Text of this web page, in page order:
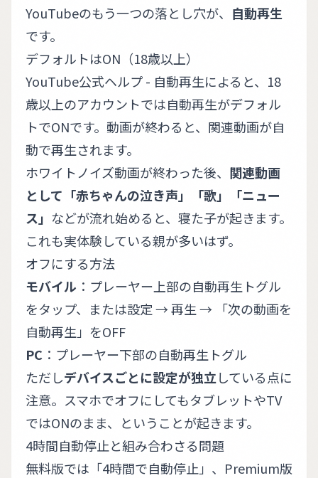
YouTubeのもう一つの落とし穴が、 自動再生
です。
デフォルトはON（18歳以上）
YouTube公式ヘルプ - 自動再生によると、18
歳以上のアカウントでは自動再生がデフォル
トでONです。動画が終わると、関連動画が自
動で再生されます。
ホワイトノイズ動画が終わった後、 関連動画
として「赤ちゃんの泣き声」「歌」「ニュー
ス」 などが流れ始めると、寝た子が起きます。
これも実体験している親が多いはず。
オフにする方法
モバイル ：プレーヤー上部の自動再生トグル
をタップ、または設定 → 再生 → 「次の動画を
自動再生」をOFF
PC ：プレーヤー下部の自動再生トグル
ただしデバイスごとに設定が独立している点に
注意。スマホでオフにしてもタブレットやTV
ではONのまま、ということが起きます。
4時間自動停止と組み合わさる問題
無料版では「4時間で自動停止」、Premium版